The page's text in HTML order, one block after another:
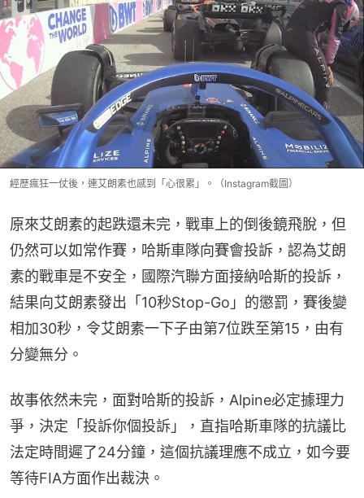
經歷瘋狂一仗後，連艾朗素也感到「心很累」。（Instagram截圖）
原來艾朗素的起跌還未完，戰車上的倒後鏡飛脫，但
仍然可以如常作賽，哈斯車隊向賽會投訴，認為艾朗
素的戰車是不安全，國際汽聯方面接納哈斯的投訴，
結果向艾朗素發出「10秒Stop-Go」的懲罰，賽後變
相加30秒，令艾朗素一下子由第7位跌至第15，由有
分變無分。
故事依然未完，面對哈斯的投訴，Alpine必定據理力
爭，決定「投訴你個投訴」，直指哈斯車隊的抗議比
法定時間遲了24分鐘，這個抗議理應不成立，如今要
等待FIA方面作出裁決。